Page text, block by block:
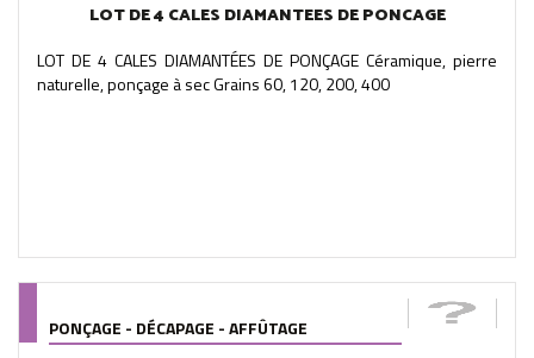
LOT DE 4 CALES DIAMANTEES DE PONCAGE
LOT DE 4 CALES DIAMANTÉES DE PONÇAGE Céramique, pierre
naturelle, ponçage à sec Grains 60, 120, 200, 400
PONÇAGE - DÉCAPAGE - AFFÛTAGE